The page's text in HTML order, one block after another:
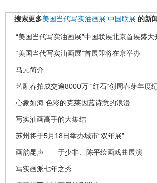
搜索更多美国当代写实油画展 中国联展 的新
“美国当代写实油画展”中国联展北京首展盛大
“美国当代写实油画展”首展即将在京举办
马元简介
艺融春拍成交逾8000万 “红石“创周春芽年度
心象如海 色彩的克莱因蓝诗意的浪漫
写实油画高手的大集结
苏州将于5月18日举办城市“双年展”
画韵昆声——于少非、陈平绘画戏曲展演
写实画派七年之秀